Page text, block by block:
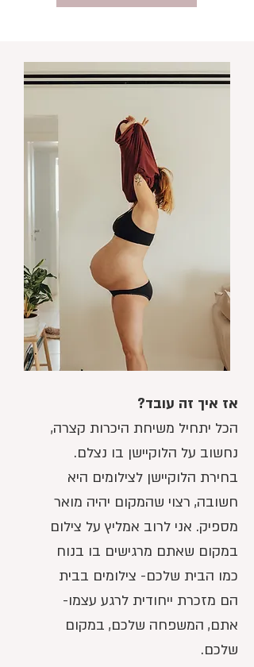
אז איך זה עובד?
הכל יתחיל משיחת היכרות קצרה,
נחשוב על הלוקיישן בו נצלם.
בחירת הלוקיישן לצילומים היא
חשובה, רצוי שהמקום יהיה מואר
מספיק. אני לרוב אמליץ על צילום
במקום שאתם מרגישים בו בנוח
כמו הבית שלכם- צילומים בבית
הם מזכרת ייחודית לרגע עצמו-
אתם, המשפחה שלכם, במקום
שלכם.